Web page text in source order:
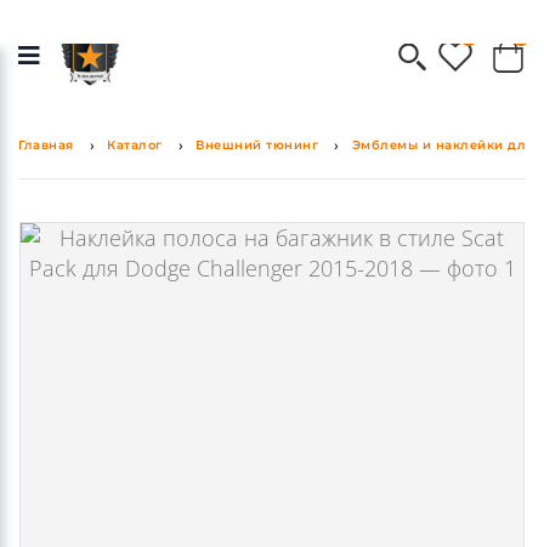
Главная Каталог Внешний тюнинг Эмблемы и наклейки для